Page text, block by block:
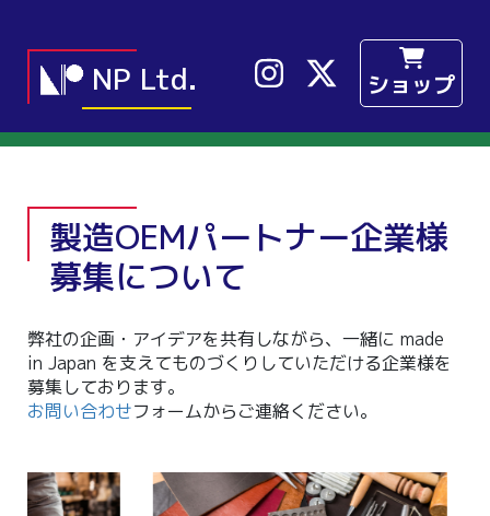
NP Ltd. ショップ
製造OEMパートナー企業様
募集について
弊社の企画・アイデアを共有しながら、一緒に made
in Japan を支えてものづくりしていただける企業様を
募集しております。
お問い合わせフォームからご連絡ください。